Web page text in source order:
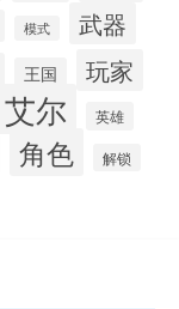
模式 武器
王国 玩家
艾尔 英雄
角色 解锁